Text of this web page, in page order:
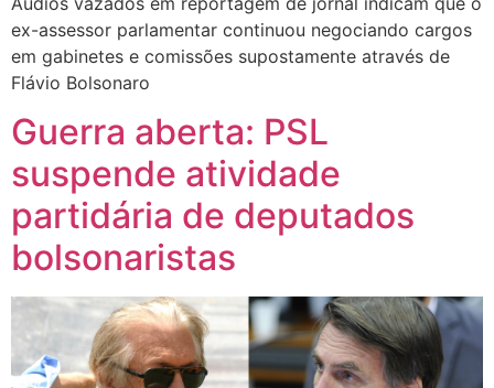
ex-assessor parlamentar continuou negociando cargos
em gabinetes e comissões supostamente através de
Flávio Bolsonaro
Guerra aberta: PSL
suspende atividade
partidária de deputados
bolsonaristas